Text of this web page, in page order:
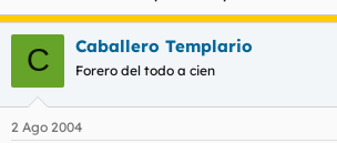
C Caballero Templario
Forero del todo a cien
2 Ago 2004